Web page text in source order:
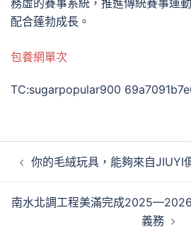
務虛的賽事系統，推進傳統賽事運
配合蓬勃成長。
包養網單次
TC:sugarpopular900
覽
你的毛絨玩具，能夠來自JIUYI
南水北調工程美滿完成
義務